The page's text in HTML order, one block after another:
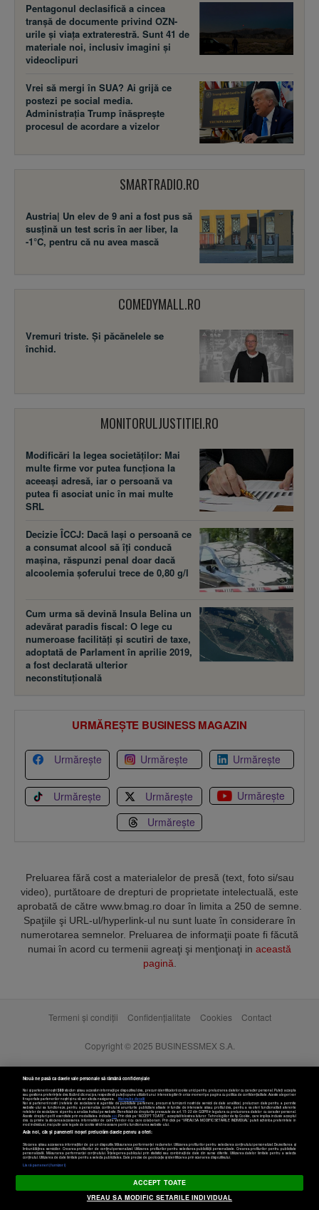
Pentagonul declasifică a cincea
tranșă de documente privind OZN-
urile și viața extraterestră. Sunt 41 de
materiale noi, inclusiv imagini și
videoclipuri
Vrei să mergi în SUA? Ai grijă ce
postezi pe social media.
Administrația Trump înăsprește
procesul de acordare a vizelor
SMARTRADIO.RO
Austria| Un elev de 9 ani a fost pus să
susţină un test scris în aer liber, la
-1°C, pentru că nu avea mască
COMEDYMALL.RO
Vremuri triste. Şi păcănelele se
închid.
MONITORULJUSTITIEI.RO
Modificări la legea societăţilor: Mai
multe firme vor putea funcţiona la
aceeaşi adresă, iar o persoană va
putea fi asociat unic în mai multe
SRL
Decizie ÎCCJ: Dacă laşi o persoană ce
a consumat alcool să îţi conducă
maşina, răspunzi penal doar dacă
alcoolemia şoferului trece de 0,80 g/l
Cum urma să devină Insula Belina un
adevărat paradis fiscal: O lege cu
numeroase facilităţi şi scutiri de taxe,
adoptată de Parlament în aprilie 2019,
a fost declarată ulterior
neconstituţională
URMĂREȘTE BUSINESS MAGAZIN
Urmărește Urmărește Urmărește
Urmărește Urmărește
Urmărește
Urmărește
Preluarea fără cost a materialelor de presă (text, foto si/sau
video), purtătoare de drepturi de proprietate intelectuală, este
aprobată de către www.bmag.ro doar în limita a 250 de semne.
Spaţiile şi URL-ul/hyperlink-ul nu sunt luate în considerare în
numerotarea semnelor. Preluarea de informaţii poate fi făcută
numai în acord cu termenii agreaţi şi menţionaţi in această
pagină.
Termeni și condiții Confidențialitate Cookies Contact
Copyright © 2025 BUSINESSMEX S.A.
Setări cookies
Nouă ne pasă ca datele tale personale să rămână confidențiale
Noi și partenerii noștri589stocăm și/sau accesăm informații pe dispozitivul dvs., precum identificatorii cookie unici pentru prelucrarea datelor cu caracter personal. Puteți accepta
sau gestiona preferințele dvs. făcând clic mai jos, respectiv vă puteți opune utilizării unui interes legitim în orice moment pe pagina cu politica de confidențialitate. Aceste alegeri vor
fi raportate partenerilor noștri și nu vă vor afecta navigarea.
Mai multe detalii
Noi si partenerii nostri (retelele de socializare si agentiile de publicitate partenere, precum si furnizorii nostri de servicii de date analitice) prelucram date pentru a permite
website-ului sa functioneze, pentru a personaliza continutul si anunturile publicitare afisate in functie de interesele si/sau profilul dvs., pentru a va oferi functionalitati aferente
retelelor de socializare si pentru a analiza traficul pe website. Beneficiati de drepturile prevazute de art. 15-22 din GDPR in legatura cu prelucrarea datelor cu caracter personal.
Aceste drepturi pot fi exercitate prin modalitatea indicataaici. Prin click pe “ACCEPT TOATE”, acceptati folosirea tuturor Tehnologiilor de tip Cookie, care implica inclusiv acceptul
dvs. cu privire la stocarea/accesarea informatiilor de catre Vendor-ii cu care colaboram. Prin click pe “VREAU SA MODIFIC SETARILE INDIVIDUAL” puteti schimba preferintele in
mod individual, mai putin cele legate de cookie strict necesare pentru functionarea website-ului.
Atât noi, cât și partenerii noștri prelucrăm datele pentru a oferi:
Stocarea și/sau accesarea informațiilor de pe un dispozitiv. Măsurarea performanței reclamelor. Utilizarea profilurilor pentru selectarea conținutului personalizat. Dezvoltarea și
îmbunătățirea serviciilor. Crearea profilurilor de conținut personalizat. Utilizarea profilurilor pentru selectarea publicității personalizate. Crearea profilurilor pentru publicitate
personalizată. Măsurarea performanței conținutului. Înțelegerea publicului prin statistici sau combinații de date din surse diferite. Utilizarea datelor limitate pentru a selecta
conținutul. Utilizarea de date limitate pentru a selecta publicitatea. Date precise de geolocație și identificarea prin scanarea dispozitivului.
Listă parteneri (furnizori)
ACCEPT TOATE
VREAU SA MODIFIC SETARILE INDIVIDUAL